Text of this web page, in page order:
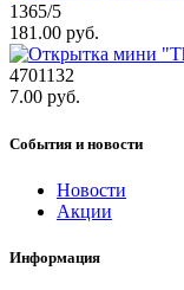
1365/5
181.00 руб.
4701132
7.00 руб.
События и новости
Новости
Акции
Информация